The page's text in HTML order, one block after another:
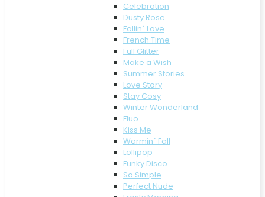
Celebration
Dusty Rose
Fallin´ Love
French Time
Full Glitter
Make a Wish
Summer Stories
Love Story
Stay Cosy
Winter Wonderland
Fluo
Kiss Me
Warmin´ Fall
Lollipop
Funky Disco
So Simple
Perfect Nude